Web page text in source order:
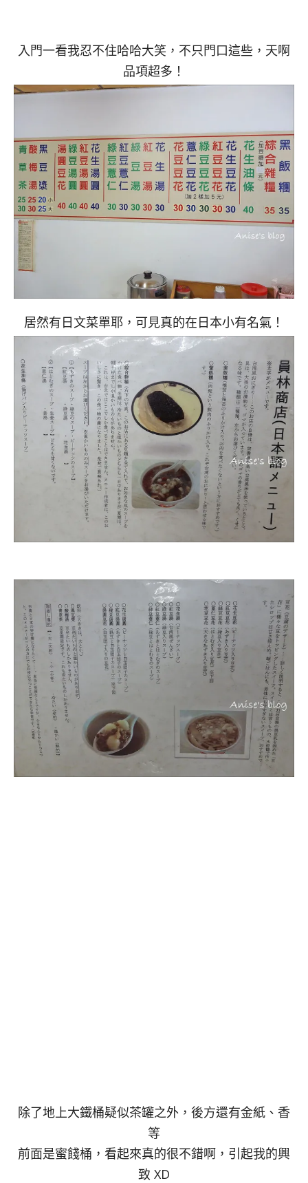
入門一看我忍不住哈哈大笑，不只門口這些，天啊
品項超多！
居然有日文菜單耶，可見真的在日本小有名氣！
除了地上大鐵桶疑似茶罐之外，後方還有金紙、香
等
前面是蜜餞桶，看起來真的很不錯啊，引起我的興
致 XD